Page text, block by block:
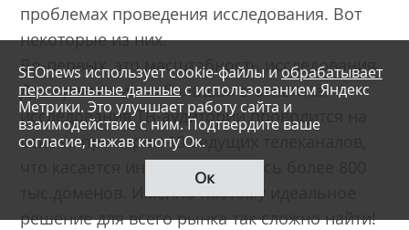
проблемах проведения исследования. Вот
некоторые из них.
Во-первых, это масштабность исследования.
Для сравнения небольшая статистика:
исследования ТВ-аудитории проводится на
основе примерно 10 ведущих телеканалов,
что касается интернета, то здесь более 800
тыс.доменов. Именно поэтому идеальное
решение для всего рынка так сложно найти!
SEOnews использует cookie-файлы и обрабатывает
персональные данныес использованием Яндекс
Метрики. Это улучшает работу сайта и
взаимодействие с ним. Подтвердите ваше
согласие, нажав кнопу Ок.
Ок